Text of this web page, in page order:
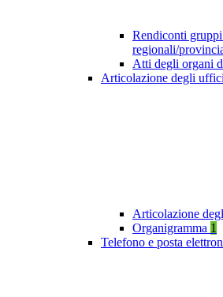
Rendiconti
regionali/
Atti degli organi
Articolazione degli uffici
Articolazione
Organigramma 1
Telefono e posta